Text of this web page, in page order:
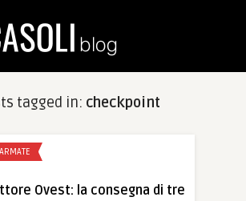
tagged in: checkpoint
Ovest: la consegna di tre